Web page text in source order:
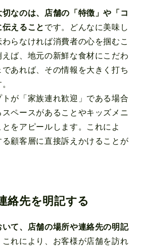
なのは、店舗の「特徴」や「コ
えること です。どんなに美味し
らなければ消費者の心を掴むこ
ば、地元の新鮮な食材にこだわ
あれば、その情報を大きく打ち
トが「家族連れ歓迎」である場合
ペースがあることやキッズメニ
をアピールします。これによ
る顧客層に直接訴えかけることが
絡先を明記する
て、店舗の場所や連絡先の明記
これにより、お客様が店舗を訪れ